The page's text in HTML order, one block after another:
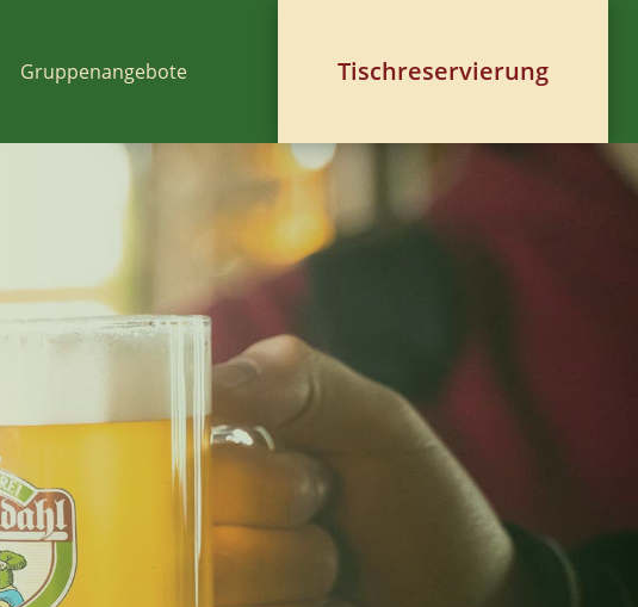
Gruppenangebote
Tischreservierung